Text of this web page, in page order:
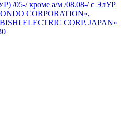
/05-/ кроме а/м /08.08-/ с ЭлУР
CORPORATION»,
ELECTRIC CORP. JAPAN»